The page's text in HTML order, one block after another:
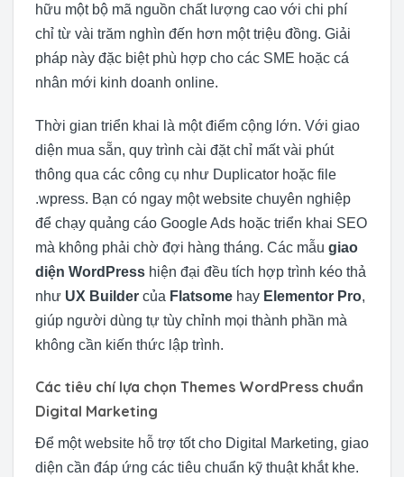
hữu một bộ mã nguồn chất lượng cao với chi phí
chỉ từ vài trăm nghìn đến hơn một triệu đồng. Giải
pháp này đặc biệt phù hợp cho các SME hoặc cá
nhân mới kinh doanh online.
Thời gian triển khai là một điểm cộng lớn. Với giao
diện mua sẵn, quy trình cài đặt chỉ mất vài phút
thông qua các công cụ như Duplicator hoặc file
.wpress. Bạn có ngay một website chuyên nghiệp
để chạy quảng cáo Google Ads hoặc triển khai SEO
mà không phải chờ đợi hàng tháng. Các mẫu giao
diện WordPress hiện đại đều tích hợp trình kéo thả
như UX Builder của Flatsome hay Elementor Pro,
giúp người dùng tự tùy chỉnh mọi thành phần mà
không cần kiến thức lập trình.
Các tiêu chí lựa chọn Themes WordPress chuẩn
Digital Marketing
Để một website hỗ trợ tốt cho Digital Marketing, giao
diện cần đáp ứng các tiêu chuẩn kỹ thuật khắt khe.